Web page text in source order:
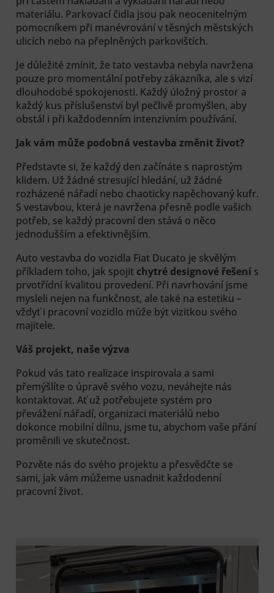
materiálu. Parkovací čidla jsou pak neocenitelným
pomocníkem při manévrování v těsných městských
ulicích nebo na přeplněných parkovištích.
Je důležité zmínit, že tato vestavba nebyla navržena
pouze pro momentální potřeby zákazníka, ale s vizí
dlouhodobé spokojenosti. Každý úložný prostor a
každý kus příslušenství byl pečlivě promyšlen, aby
obstál i při každodenním intenzivním používání.
Jak vám může podobná vestavba změnit život?
Představte si, že každý den začínáte s naprostým
klidem. Už žádné stresující hledání, už žádné
rozházené nářadí nebo chaoticky napěchovaný kufr.
S vestavbou, která je navržena přesně podle vašich
potřeb, se každý pracovní den stává o něco
jednodušším a efektivnějším.
Auto vestavba do vozidla Fiat Ducato je skvělým
příkladem toho, jak spojit chytré designové řešenís
prvotřídní kvalitou provedení. Při navrhování jsme
mysleli nejen na funkčnost, ale také na estetiku –
vždyť i pracovní vozidlo může být vizitkou svého
majitele.
Váš projekt, naše výzva
Pokud vás tato realizace inspirovala a sami
přemýšlíte o úpravě svého vozu, neváhejte nás
kontaktovat. Ať už potřebujete systém pro
převážení nářadí, organizaci materiálů nebo
dokonce mobilní dílnu, jsme tu, abychom vaše přání
proměnili ve skutečnost.
Pozvěte nás do svého projektu a přesvědčte se
sami, jak vám můžeme usnadnit každodenní
pracovní život.